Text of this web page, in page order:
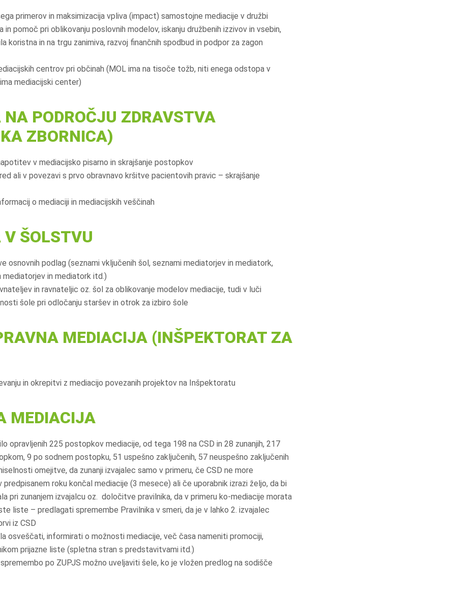
primerov in maksimizacija vpliva (impact) samostojne mediacije v družbi
in pomoč pri oblikovanju poslovnih modelov, iskanju družbenih izzivov in vsebin,
koristna in na trgu zanimiva, razvoj finančnih spodbud in podpor za zagon
centrov pri občinah (MOL ima na tisoče tožb, niti enega odstopa v
mediacijski center)
PODROČJU ZDRAVSTVA
ZBORNICA)
v mediacijsko pisarno in skrajšanje postopkov
ali v povezavi s prvo obravnavo kršitve pacientovih pravic – skrajšanje
o mediaciji in mediacijskih veščinah
ŠOLSTVU
osnovnih podlag (seznami vključenih šol, seznami mediatorjev in mediatork,
mediatorjev in mediatork itd.)
in ravnateljic oz. šol za oblikovanje modelov mediacije, tudi v luči
šole pri odločanju staršev in otrok za izbiro šole
MEDIACIJA (INŠPEKTORAT ZA
in okrepitvi z mediacijo povezanih projektov na Inšpektoratu
MEDIACIJA
opravljenih 225 postopkov mediacije, od tega 198 na CSD in 28 zunanjih, 217
9 po sodnem postopku, 51 uspešno zaključenih, 57 neuspešno zaključenih
omejitve, da zunanji izvajalec samo v primeru, če CSD ne more
roku končal mediacije (3 mesece) ali če uporabnik izrazi željo, da bi
pri zunanjem izvajalcu oz. določitve pravilnika, da v primeru ko-mediacije morata
liste – predlagati spremembe Pravilnika v smeri, da je v lahko 2. izvajalec
iz CSD
osveščati, informirati o možnosti mediacije, več časa nameniti promociji,
prijazne liste (spletna stran s predstavitvami itd.)
po ZUPJS možno uveljaviti šele, ko je vložen predlog na sodišče